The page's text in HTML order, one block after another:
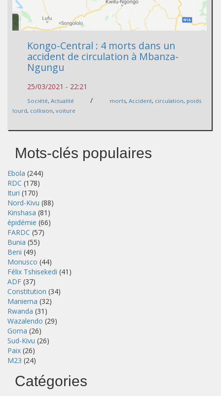
Kongo-Central : 4 morts dans un
accident de circulation à Mbanza-
Ngungu
25/03/2021 - 22:21
Société, Actualité / morts, Accident, circulation, poids
lourd, collision, voiture
Mots-clés populaires
Ebola (244)
RDC (178)
Ituri (170)
Nord-Kivu (88)
Kinshasa (81)
épidémie (66)
FARDC (57)
Bunia (55)
Beni (49)
Monusco (44)
Félix Tshisekedi (41)
ADF (37)
Constitution (34)
Maniema (32)
Rwanda (31)
Wazalendo (29)
Goma (26)
Sud-Kivu (26)
Paix (26)
M23 (24)
Catégories